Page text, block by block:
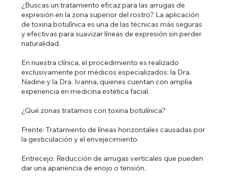
¿Buscas un tratamiento eficaz para las arrugas de
expresión en la zona superior del rostro? La aplicación
de toxina botulínica es una de las técnicas más seguras
y efectivas para suavizar líneas de expresión sin perder
naturalidad.
En nuestra clínica, el procedimiento es realizado
exclusivamente por médicos especializados: la Dra.
Nadine y la Dra. Ivanna, quienes cuentan con amplia
experiencia en medicina estética facial.
¿Qué zonas tratamos con toxina botulínica?
Frente: Tratamiento de líneas horizontales causadas por
la gesticulación y el envejecimiento.
Entrecejo: Reducción de arrugas verticales que pueden
dar una apariencia de enojo o tensión.